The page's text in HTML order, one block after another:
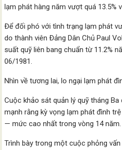
lạm phát hàng năm vượt quá 13.5%
Để đối phó với tình trạng lạm phát
do thành viên Đảng Dân Chủ Paul
suất quỹ liên bang chuẩn từ 11.2%
06/1981.
Nhìn về tương lai, lo ngại lạm phát
Cuộc khảo sát quản lý quỹ tháng
mạnh rằng kỳ vọng lạm phát đình
— mức cao nhất trong vòng 14 năm.
Trình bày trong một cuộc phỏng